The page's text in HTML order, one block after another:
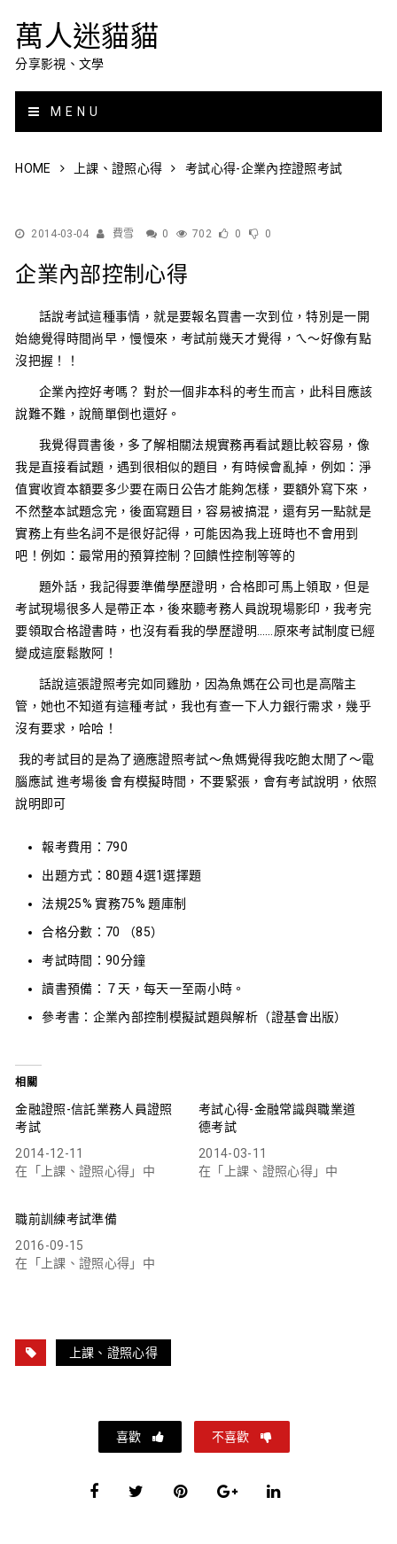
萬人迷貓貓
分享影視、文學
MENU
HOME 上課、證照心得 考試心得-企業內控證照考試
2014-03-04 費雪 0 702 0 0
企業內部控制心得
話說考試這種事情，就是要報名買書一次到位，特別是一開
始總覺得時間尚早，慢慢來，考試前幾天才覺得，ㄟ～好像有點
沒把握！！
企業內控好考嗎？ 對於一個非本科的考生而言，此科目應該
說難不難，說簡單倒也還好。
我覺得買書後，多了解相關法規實務再看試題比較容易，像
我是直接看試題，遇到很相似的題目，有時候會亂掉，例如：淨
值實收資本額要多少要在兩日公告才能夠怎樣，要額外寫下來，
不然整本試題念完，後面寫題目，容易被搞混，還有另一點就是
實務上有些名詞不是很好記得，可能因為我上班時也不會用到
吧！例如：最常用的預算控制？回饋性控制等等的
題外話，我記得要準備學歷證明，合格即可馬上領取，但是
考試現場很多人是帶正本，後來聽考務人員說現場影印，我考完
要領取合格證書時，也沒有看我的學歷證明……原來考試制度已經
變成這麼鬆散阿！
話說這張證照考完如同雞肋，因為魚媽在公司也是高階主
管，她也不知道有這種考試，我也有查一下人力銀行需求，幾乎
沒有要求，哈哈！
我的考試目的是為了適應證照考試～魚媽覺得我吃飽太閒了～電
腦應試 進考場後 會有模擬時間，不要緊張，會有考試說明，依照
說明即可
報考費用：790
出題方式：80題 4選1選擇題
法規25% 實務75% 題庫制
合格分數：70 （85）
考試時間：90分鐘
讀書預備：７天，每天一至兩小時。
參考書：企業內部控制模擬試題與解析（證基會出版）
相關
金融證照-信託業務人員證照
考試
2014-12-11
在「上課、證照心得」中
考試心得-金融常識與職業道
德考試
2014-03-11
在「上課、證照心得」中
職前訓練考試準備
2016-09-15
在「上課、證照心得」中
上課、證照心得
喜歡 不喜歡